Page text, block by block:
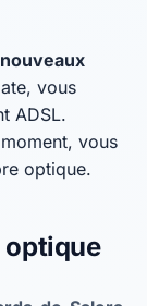
vous
ADSL.
vous
optique.
optique